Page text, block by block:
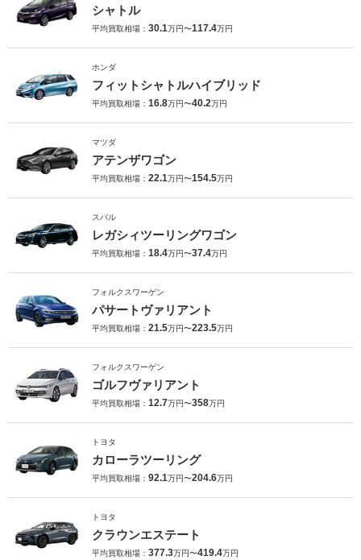
シャトル
平均買取相場： 30.1万円〜117.4万円
ホンダ
フィットシャトルハイブリッド
平均買取相場： 16.8万円〜40.2万円
マツダ
アテンザワゴン
平均買取相場： 22.1万円〜154.5万円
スバル
レガシィツーリングワゴン
平均買取相場： 18.4万円〜37.4万円
フォルクスワーゲン
パサートヴァリアント
平均買取相場： 21.5万円〜223.5万円
フォルクスワーゲン
ゴルフヴァリアント
平均買取相場： 12.7万円〜358万円
トヨタ
カローラツーリング
平均買取相場： 92.1万円〜204.6万円
トヨタ
クラウンエステート
平均買取相場： 377.3万円〜419.4万円